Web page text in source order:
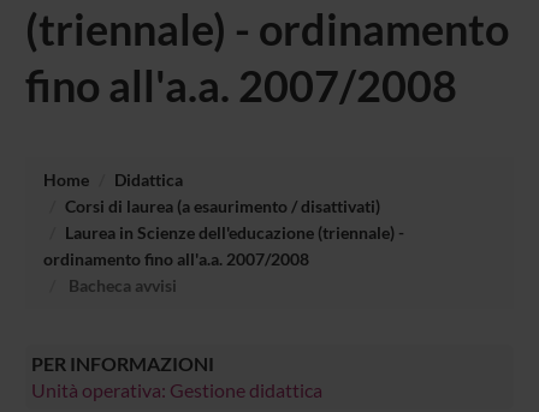
(triennale) - ordinamento
fino all'a.a. 2007/2008
Home
Didattica
Corsi di laurea (a esaurimento / disattivati)
Laurea in Scienze dell'educazione (triennale) -
ordinamento fino all'a.a. 2007/2008
Bacheca avvisi
PER INFORMAZIONI
Unità operativa: Gestione didattica